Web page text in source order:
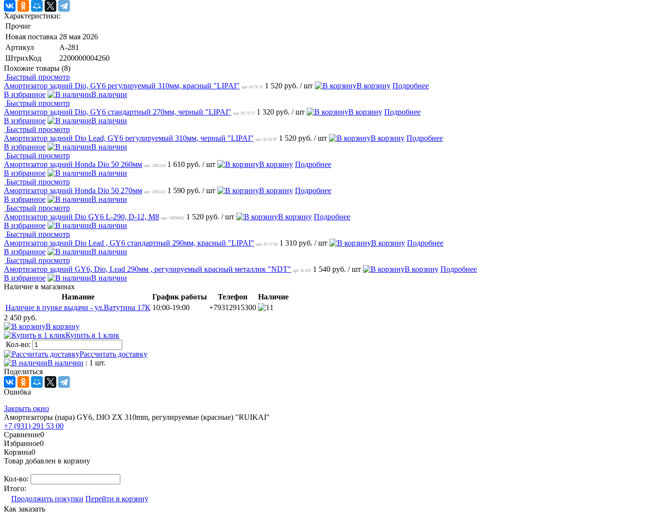
Характеристики:
Прочие
Новая поставка 28 мая 2026
Артикул
A-281
ШтрихКод
2200000004260
Похожие товары (8)
Быстрый просмотр
Амортизатор задний Dio, GY6 регулируемый 310мм, красный "LIPAI" арт: 01 76 31 1 520 руб. / шт В корзину Подробнее
В избранное
В наличии
Быстрый просмотр
Амортизатор задний Dio, GY6 стандартный 270мм, черный "LIPAI" арт: 01 75 72 1 320 руб. / шт В корзину Подробнее
В избранное
В наличии
Быстрый просмотр
Амортизатор задний Dio Lead, GY6 регулируемый 310мм, черный "LIPAI" арт: 02 41 87 1 520 руб. / шт В корзину Подробнее
В избранное
В наличии
Быстрый просмотр
Амортизатор задний Honda Dio 50 260мм арт: 2301110 1 610 руб. / шт В корзину Подробнее
В избранное
В наличии
Быстрый просмотр
Амортизатор задний Honda Dio 50 270мм арт: 2301112 1 590 руб. / шт В корзину Подробнее
В избранное
В наличии
Быстрый просмотр
Амортизатор задний Dio GY6 L-290, D-12, M8 арт: 10050032 1 520 руб. / шт В корзину Подробнее
В избранное
В наличии
Быстрый просмотр
Амортизатор задний Dio Lead , GY6 стандартный 290мм, красный "LIPAI" арт: 01 57 94 1 310 руб. / шт В корзину Подробнее
В избранное
В наличии
Быстрый просмотр
Амортизатор задний GY6, Dio, Lead 290мм , регулируемый красный металлик "NDT" арт: A-425 1 540 руб. / шт В корзину Подробнее
В избранное
В наличии
Наличие в магазинах
Название
График работы Телефон
Наличие
Наличие в пунке выдачи - ул.Ватутина 17К 10:00-19:00 +79312915300
1
2 450 руб.
В корзину
Купить в 1 клик
Кол-во:
Рассчитать доставку
В наличии : 1 шт.
Поделиться
Ошибка
Закрыть окно
Амортизаторы (пара) GY6, DIO ZX 310mm, регулируемые (красные) "RUIKAI"
+7 (931) 291 53 00
Сравнение0
Избранное0
Корзина0
Товар добавлен в корзину
Кол-во:
Итого:
Продолжить покупки Перейти в корзину
Как заказать